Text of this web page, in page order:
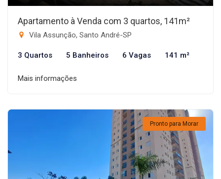
Apartamento à Venda com 3 quartos, 141m²
Vila Assunção, Santo André-SP
3 Quartos 5 Banheiros 6 Vagas 141 m²
Mais informações
Pronto para Morar